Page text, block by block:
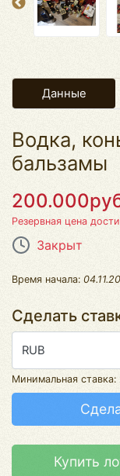
Данные
Водка,
бальзамы
Резервная цена
Закрыт
Время начала:
Сделать
RUB
Минимальная ставка:
Купить